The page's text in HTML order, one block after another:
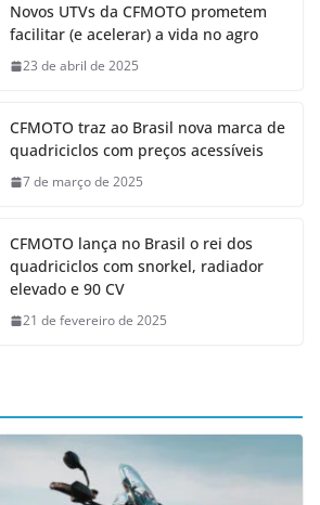
Novos UTVs da CFMOTO prometem
facilitar (e acelerar) a vida no agro
23 de abril de 2025
CFMOTO traz ao Brasil nova marca de
quadriciclos com preços acessíveis
7 de março de 2025
CFMOTO lança no Brasil o rei dos
quadriciclos com snorkel, radiador
elevado e 90 CV
21 de fevereiro de 2025